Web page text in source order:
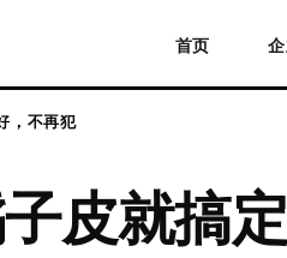
首页
，不再犯
皮就搞